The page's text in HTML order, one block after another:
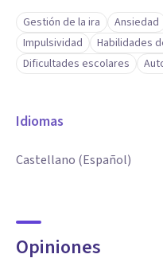
Gestión de la ira Ansiedad
Impulsividad
Habilidades
Dificultades escolares
Idiomas
Castellano (Español)
Opiniones